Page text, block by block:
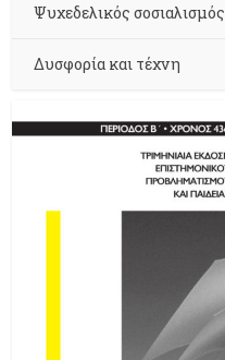
Ψυχεδελικός σοσιαλισμός
Δυσφορία και τέχνη